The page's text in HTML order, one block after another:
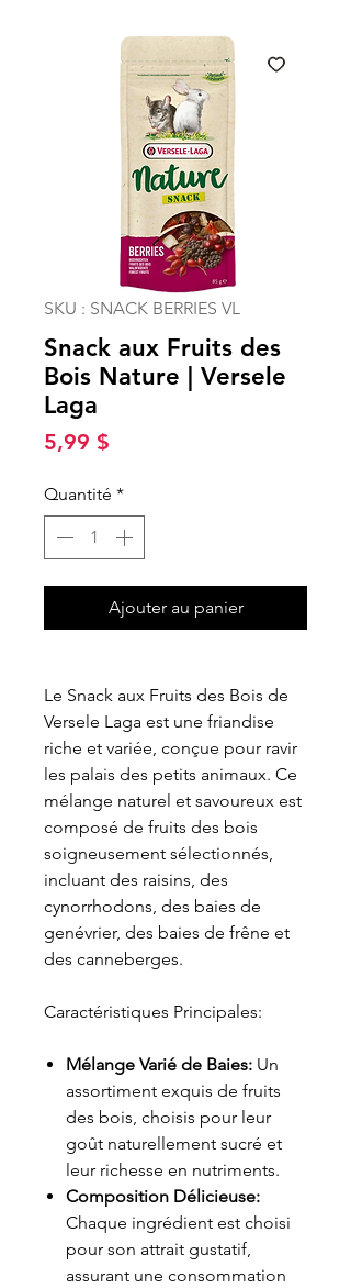
SKU : SNACK BERRIES VL
Snack aux Fruits des
Bois Nature | Versele
Laga
5,99 $
Quantité *
Ajouter au panier
Le Snack aux Fruits des Bois de
Versele Laga est une friandise
riche et variée, conçue pour ravir
les palais des petits animaux. Ce
mélange naturel et savoureux est
composé de fruits des bois
soigneusement sélectionnés,
incluant des raisins, des
cynorrhodons, des baies de
genévrier, des baies de frêne et
des canneberges.
Caractéristiques Principales:
Mélange Varié de Baies: Un
assortiment exquis de fruits
des bois, choisis pour leur
goût naturellement sucré et
leur richesse en nutriments.
Composition Délicieuse:
Chaque ingrédient est choisi
pour son attrait gustatif,
assurant une consommation